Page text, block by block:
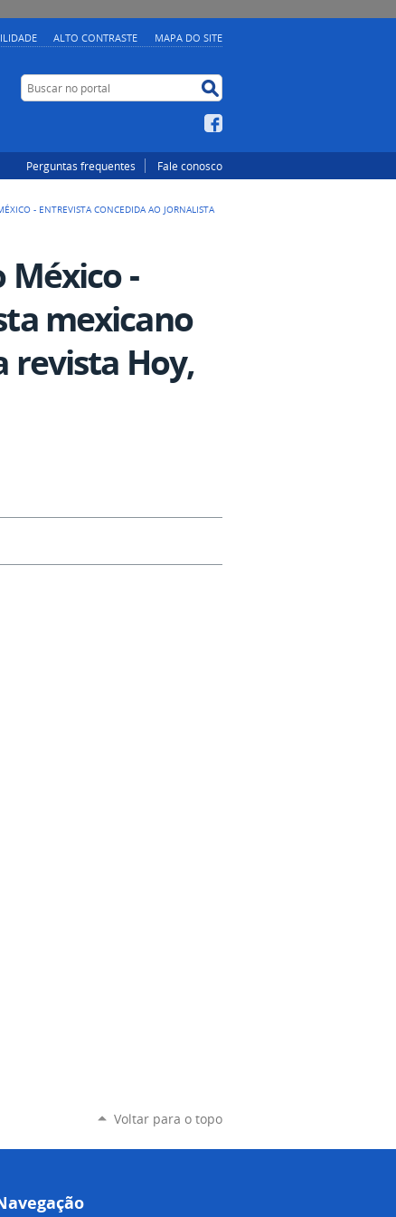
ALTO CONTRASTE MAPA DO SITE
Buscar no portal
Perguntas frequentes Fale conosco
- ENTREVISTA CONCEDIDA AO JORNALISTA
México -
mexicano
revista Hoy,
Voltar para o topo